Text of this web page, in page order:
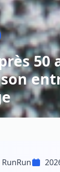
50
RunRun